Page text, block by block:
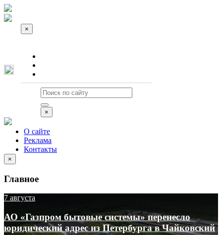
×
×
О сайте
Реклама
Контакты
×
Главное
7 августа
АО «Газпром бытовые системы» перенесло
юридический адрес из Петербурга в Чайковский